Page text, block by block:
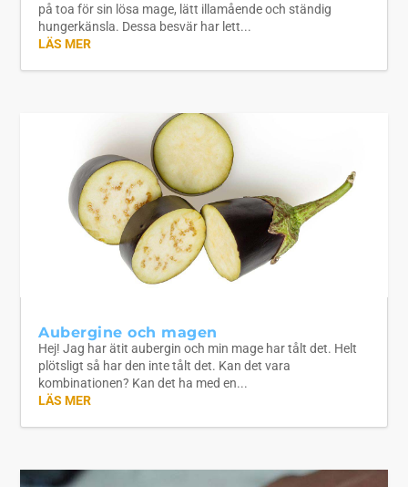
på toa för sin lösa mage, lätt illamående och ständig
hungerkänsla. Dessa besvär har lett...
LÄS MER
Aubergine och magen
Hej! Jag har ätit aubergin och min mage har tålt det. Helt
plötsligt så har den inte tålt det. Kan det vara
kombinationen? Kan det ha med en...
LÄS MER